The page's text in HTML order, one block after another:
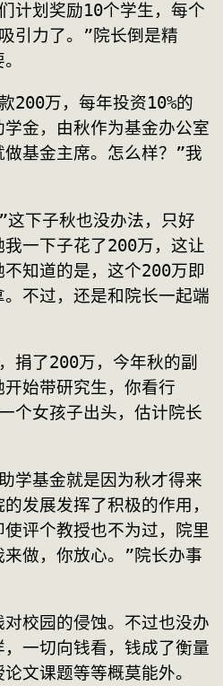
计划奖励10个学生，每个
引力了。”院长倒是精
200万，每年投资10%的
金，由秋作为基金办公室
基金主席。怎么样？”我
这下子秋也没办法，只好
一下子花了200万，这让
知道的是，这个200万即
不过，还是和院长一起端
捐了200万，今年秋的副
始带研究生，你看行
个女孩子出头，估计院长
学基金就是因为秋才得来
发展发挥了积极的作用，
评个教授也不为过，院里
做，你放心。”院长办事
校园的侵蚀。不过也没办
一切向钱看，钱成了衡量
文课题等等概莫能外。